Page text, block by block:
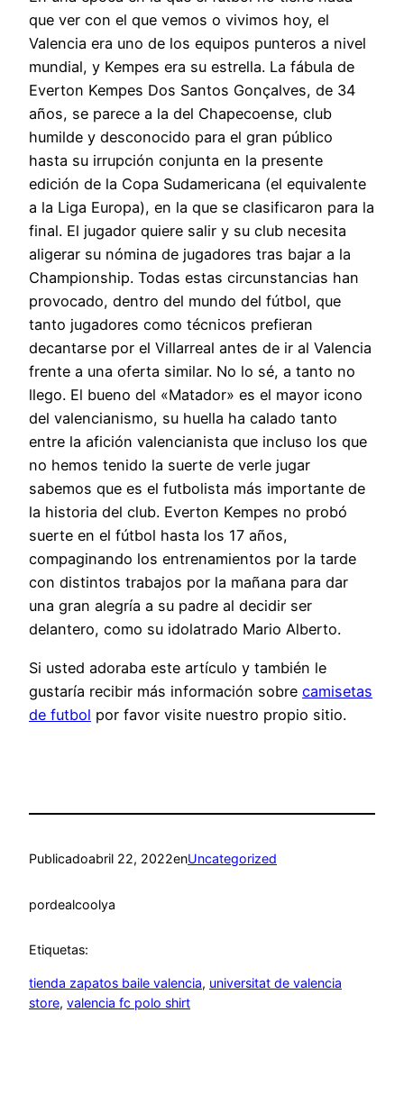
que ver con el que vemos o vivimos hoy, el
Valencia era uno de los equipos punteros a nivel
mundial, y Kempes era su estrella. La fábula de
Everton Kempes Dos Santos Gonçalves, de 34
años, se parece a la del Chapecoense, club
humilde y desconocido para el gran público
hasta su irrupción conjunta en la presente
edición de la Copa Sudamericana (el equivalente
a la Liga Europa), en la que se clasificaron para la
final. El jugador quiere salir y su club necesita
aligerar su nómina de jugadores tras bajar a la
Championship. Todas estas circunstancias han
provocado, dentro del mundo del fútbol, que
tanto jugadores como técnicos prefieran
decantarse por el Villarreal antes de ir al Valencia
frente a una oferta similar. No lo sé, a tanto no
llego. El bueno del «Matador» es el mayor icono
del valencianismo, su huella ha calado tanto
entre la afición valencianista que incluso los que
no hemos tenido la suerte de verle jugar
sabemos que es el futbolista más importante de
la historia del club. Everton Kempes no probó
suerte en el fútbol hasta los 17 años,
compaginando los entrenamientos por la tarde
con distintos trabajos por la mañana para dar
una gran alegría a su padre al decidir ser
delantero, como su idolatrado Mario Alberto.
Si usted adoraba este artículo y también le
gustaría recibir más información sobre camisetas
de futbol por favor visite nuestro propio sitio.
Publicadoabril 22, 2022enUncategorized
pordealcoolya
Etiquetas:
tienda zapatos baile valencia, universitat de valencia
store, valencia fc polo shirt